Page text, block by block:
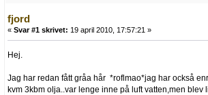
fjord
« Svar #1 skrivet: 19 april 2010, 17:57:21 »
Hej.
Jag har redan fått gråa hår *roflmao*jag har också
kvm 3kbm olja..var lenge inne på luft vatten,men blev